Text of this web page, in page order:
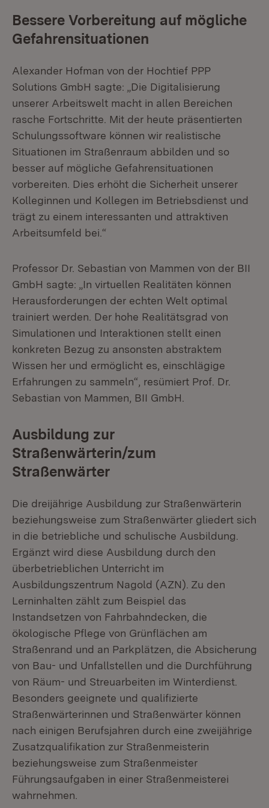
Bessere Vorbereitung auf mögliche
Gefahrensituationen
Alexander Hofman von der Hochtief PPP
Solutions GmbH sagte: „Die Digitalisierung
unserer Arbeitswelt macht in allen Bereichen
rasche Fortschritte. Mit der heute präsentierten
Schulungssoftware können wir realistische
Situationen im Straßenraum abbilden und so
besser auf mögliche Gefahrensituationen
vorbereiten. Dies erhöht die Sicherheit unserer
Kolleginnen und Kollegen im Betriebsdienst und
trägt zu einem interessanten und attraktiven
Arbeitsumfeld bei.“
Professor Dr. Sebastian von Mammen von der BII
GmbH sagte: „In virtuellen Realitäten können
Herausforderungen der echten Welt optimal
trainiert werden. Der hohe Realitätsgrad von
Simulationen und Interaktionen stellt einen
konkreten Bezug zu ansonsten abstraktem
Wissen her und ermöglicht es, einschlägige
Erfahrungen zu sammeln“, resümiert Prof. Dr.
Sebastian von Mammen, BII GmbH.
Ausbildung zur
Straßenwärterin/zum
Straßenwärter
Die dreijährige Ausbildung zur Straßenwärterin
beziehungsweise zum Straßenwärter gliedert sich
in die betriebliche und schulische Ausbildung.
Ergänzt wird diese Ausbildung durch den
überbetrieblichen Unterricht im
Ausbildungszentrum Nagold (AZN). Zu den
Lerninhalten zählt zum Beispiel das
Instandsetzen von Fahrbahndecken, die
ökologische Pflege von Grünflächen am
Straßenrand und an Parkplätzen, die Absicherung
von Bau- und Unfallstellen und die Durchführung
von Räum- und Streuarbeiten im Winterdienst.
Besonders geeignete und qualifizierte
Straßenwärterinnen und Straßenwärter können
nach einigen Berufsjahren durch eine zweijährige
Zusatzqualifikation zur Straßenmeisterin
beziehungsweise zum Straßenmeister
Führungsaufgaben in einer Straßenmeisterei
wahrnehmen.